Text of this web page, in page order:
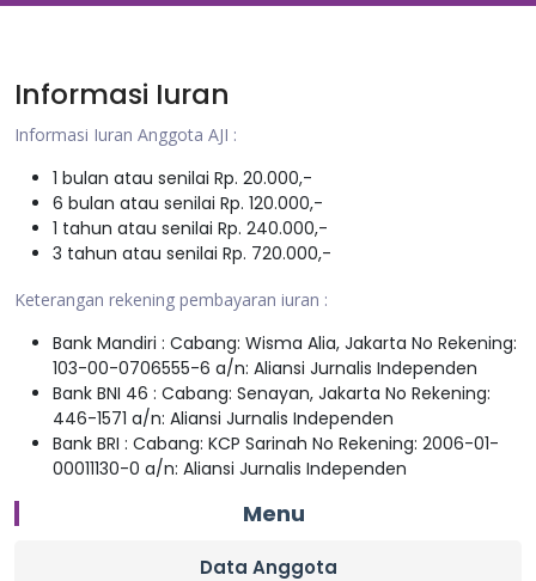
Informasi Iuran
Informasi Iuran Anggota AJI :
1 bulan atau senilai Rp. 20.000,-
6 bulan atau senilai Rp. 120.000,-
1 tahun atau senilai Rp. 240.000,-
3 tahun atau senilai Rp. 720.000,-
Keterangan rekening pembayaran iuran :
Bank Mandiri : Cabang: Wisma Alia, Jakarta No Rekening:
103-00-0706555-6 a/n: Aliansi Jurnalis Independen
Bank BNI 46 : Cabang: Senayan, Jakarta No Rekening:
446-1571 a/n: Aliansi Jurnalis Independen
Bank BRI : Cabang: KCP Sarinah No Rekening: 2006-01-
00011130-0 a/n: Aliansi Jurnalis Independen
Menu
Data Anggota